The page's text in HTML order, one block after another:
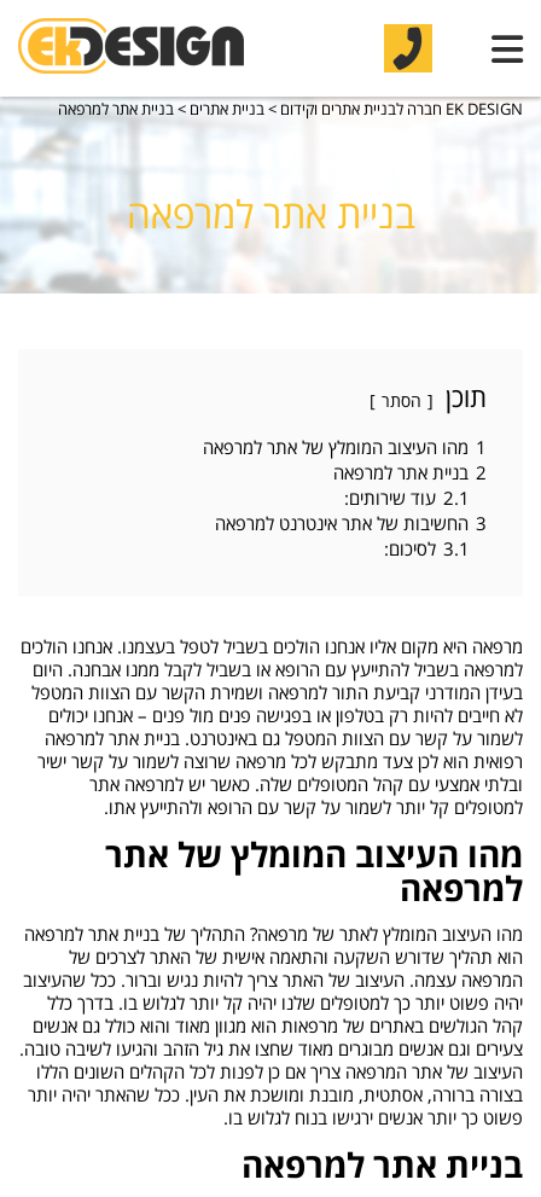
EK DESIGN חברה לבניית אתרים וקידום >בניית אתרים >בניית אתר למרפאה
בניית אתר למרפאה
תוכן הסתר
1 מהו העיצוב המומלץ של אתר למרפאה
2 בניית אתר למרפאה
2.1 עוד שירותים:
3 החשיבות של אתר אינטרנט למרפאה
3.1 לסיכום:
מרפאה היא מקום אליו אנחנו הולכים בשביל לטפל בעצמנו. אנחנו הולכים
למרפאה בשביל להתייעץ עם הרופא או בשביל לקבל ממנו אבחנה. היום
בעידן המודרני קביעת התור למרפאה ושמירת הקשר עם הצוות המטפל
לא חייבים להיות רק בטלפון או בפגישה פנים מול פנים – אנחנו יכולים
לשמור על קשר עם הצוות המטפל גם באינטרנט. בניית אתר למרפאה
רפואית הוא לכן צעד מתבקש לכל מרפאה שרוצה לשמור על קשר ישיר
ובלתי אמצעי עם קהל המטופלים שלה. כאשר יש למרפאה אתר
למטופלים קל יותר לשמור על קשר עם הרופא ולהתייעץ אתו.
מהו העיצוב המומלץ של אתר
למרפאה
מהו העיצוב המומלץ לאתר של מרפאה? התהליך של בניית אתר למרפאה
הוא תהליך שדורש השקעה והתאמה אישית של האתר לצרכים של
המרפאה עצמה. העיצוב של האתר צריך להיות נגיש וברור. ככל שהעיצוב
יהיה פשוט יותר כך למטופלים שלנו יהיה קל יותר לגלוש בו. בדרך כלל
קהל הגולשים באתרים של מרפאות הוא מגוון מאוד והוא כולל גם אנשים
צעירים וגם אנשים מבוגרים מאוד שחצו את גיל הזהב והגיעו לשיבה טובה.
העיצוב של אתר המרפאה צריך אם כן לפנות לכל הקהלים השונים הללו
בצורה ברורה, אסתטית, מובנת ומושכת את העין. ככל שהאתר יהיה יותר
פשוט כך יותר אנשים ירגישו בנוח לגלוש בו.
בניית אתר למרפאה